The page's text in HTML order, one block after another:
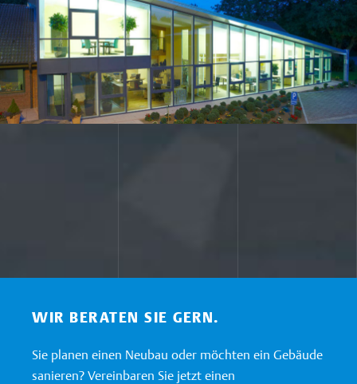
WIR BERATEN SIE GERN.
Sie planen einen Neubau oder möchten ein Gebäude
sanieren? Vereinbaren Sie jetzt einen